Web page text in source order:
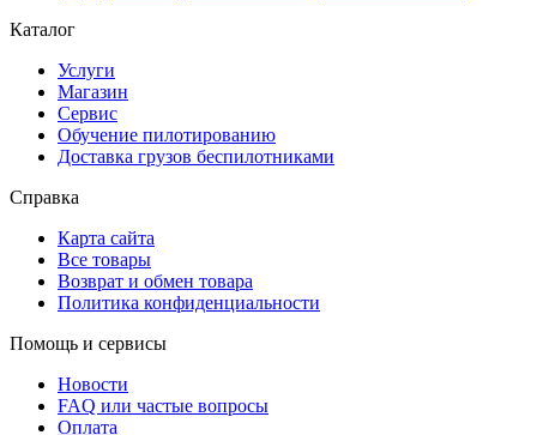
Каталог
Услуги
Магазин
Сервис
Обучение пилотированию
Доставка грузов беспилотниками
Справка
Карта сайта
Все товары
Возврат и обмен товара
Политика конфиденциальности
Помощь и сервисы
Новости
FAQ или частые вопросы
Оплата